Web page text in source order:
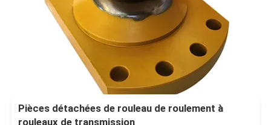
Pièces détachées de rouleau de roulement à
rouleaux de transmission